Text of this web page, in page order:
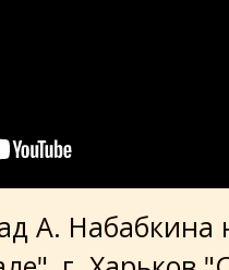
А. Набабкина